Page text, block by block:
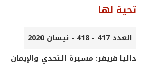
تحية لها
العدد 417 - 418 - نيسان 2020
داليا فريفر: مسيرة التحدي والإيمان